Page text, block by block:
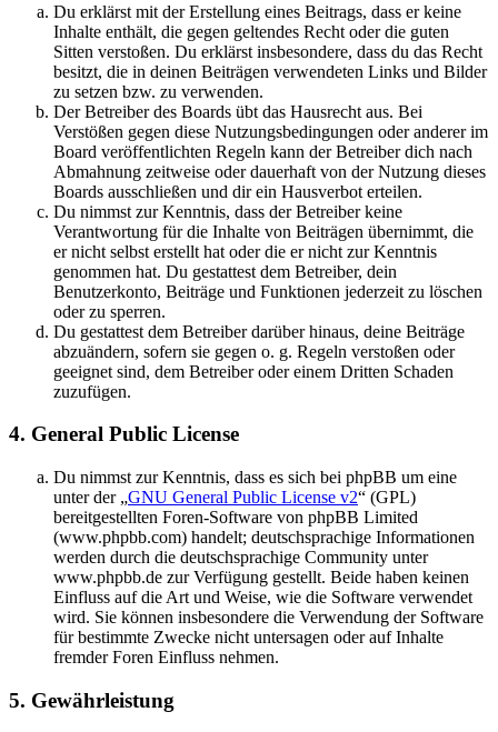
Du erklärst mit der Erstellung eines Beitrags, dass er keine
Inhalte enthält, die gegen geltendes Recht oder die guten
Sitten verstoßen. Du erklärst insbesondere, dass du das Recht
besitzt, die in deinen Beiträgen verwendeten Links und Bilder
zu setzen bzw. zu verwenden.
Der Betreiber des Boards übt das Hausrecht aus. Bei
Verstößen gegen diese Nutzungsbedingungen oder anderer im
Board veröffentlichten Regeln kann der Betreiber dich nach
Abmahnung zeitweise oder dauerhaft von der Nutzung dieses
Boards ausschließen und dir ein Hausverbot erteilen.
Du nimmst zur Kenntnis, dass der Betreiber keine
Verantwortung für die Inhalte von Beiträgen übernimmt, die
er nicht selbst erstellt hat oder die er nicht zur Kenntnis
genommen hat. Du gestattest dem Betreiber, dein
Benutzerkonto, Beiträge und Funktionen jederzeit zu löschen
oder zu sperren.
Du gestattest dem Betreiber darüber hinaus, deine Beiträge
abzuändern, sofern sie gegen o. g. Regeln verstoßen oder
geeignet sind, dem Betreiber oder einem Dritten Schaden
zuzufügen.
4. General Public License
Du nimmst zur Kenntnis, dass es sich bei phpBB um eine
unter der „GNU General Public License v2“ (GPL)
bereitgestellten Foren-Software von phpBB Limited
(www.phpbb.com) handelt; deutschsprachige Informationen
werden durch die deutschsprachige Community unter
www.phpbb.de zur Verfügung gestellt. Beide haben keinen
Einfluss auf die Art und Weise, wie die Software verwendet
wird. Sie können insbesondere die Verwendung der Software
für bestimmte Zwecke nicht untersagen oder auf Inhalte
fremder Foren Einfluss nehmen.
5. Gewährleistung